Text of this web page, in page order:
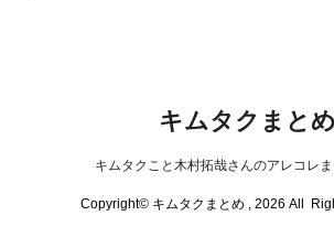
キムタクまとめ
キムタクこと木村拓哉さんのアレコレ
Copyright© キムタクまとめ , 2026 All